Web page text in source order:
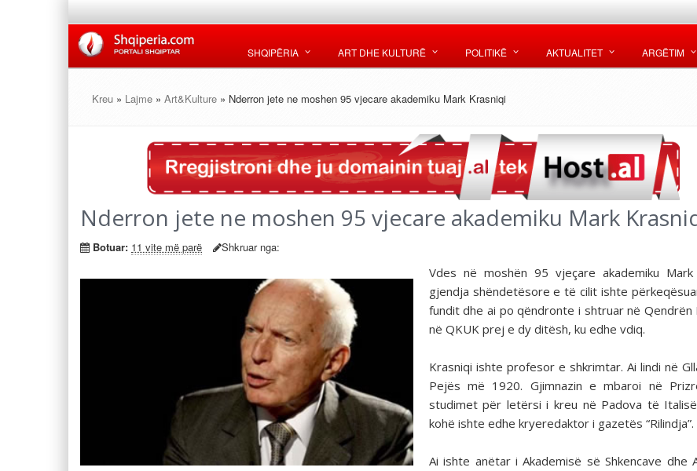
SHQIPËRIA ART DHE KULTURË POLITIKË AKTUALITET ARGËTIM
Kreu » Lajme » Art&Kulture » Nderron jete ne moshen 95 vjecare akademiku Mark Krasniqi
Nderron jete ne moshen 95 vjecare akademiku Mark
Botuar: 11 vite më parë Shkruar nga:
Vdes në moshën 95 vjeçare akademiku Mark
gjendja shëndetësore e të cilit ishte
fundit dhe ai po qëndronte i shtruar në Qendrën
në QKUK prej e dy ditësh, ku edhe vdiq.
Krasniqi ishte profesor e shkrimtar. Ai lindi në
Pejës më 1920. Gjimnazin e mbaroi në
studimet për letërsi i kreu në Padova të
kohë ishte edhe kryeredaktor i gazetës “Rilindja”.
Ai ishte anëtar i Akademisë së Shkencave dhe